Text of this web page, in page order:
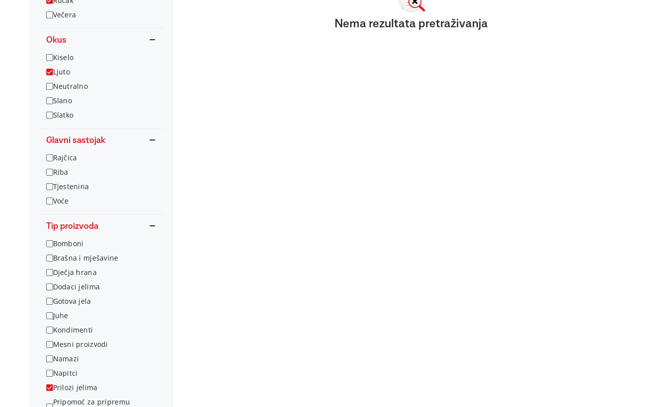
Večera
Okus
Kiselo
Ljuto
Neutralno
Slano
Slatko
Glavni sastojak
Rajčica
Riba
Tjestenina
Voće
Tip proizvoda
Bomboni
Brašna i mješavine
Dječja hrana
Dodaci jelima
Gotova jela
Juhe
Kondimenti
Mesni proizvodi
Namazi
Napitci
Prilozi jelima
Pripomoć za pripremu
Nema rezultata pretraživanja